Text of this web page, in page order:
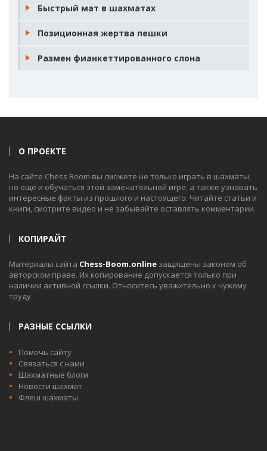
Быстрый мат в шахматах
Позиционная жертва пешки
Размен фианкеттированного слона
О ПРОЕКТЕ
На сайте Chess Boom вы сможете не только играть в шахматы,
но ещё и обучаться этой замечательной игре, а также узнавать
интересные факты из прошлого и настоящего. Читайте статьи и
книги, смотрите видео и не забывайте оставлять комментарии.
КОПИРАЙТ
Материалы сайта Chess-Boom.online защищены законом об
авторском праве. Их копирование допускается только при
наличии активной ссылки. Относитесь уважительно к чужому
труду.
РАЗНЫЕ ССЫЛКИ
Помочь сайту
Связаться с нами
Шахматные блоги
Новости шахмат
Флеш шахматы